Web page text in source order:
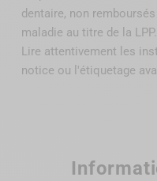
l'aide de séquence
- Mise en évidence
racine MV de la 46
- Retrait du fragment à
Mise en évidence de
dentaire, non
maladie au titre de la LPP.
Lire attentivement les
notice ou l'étiquetage